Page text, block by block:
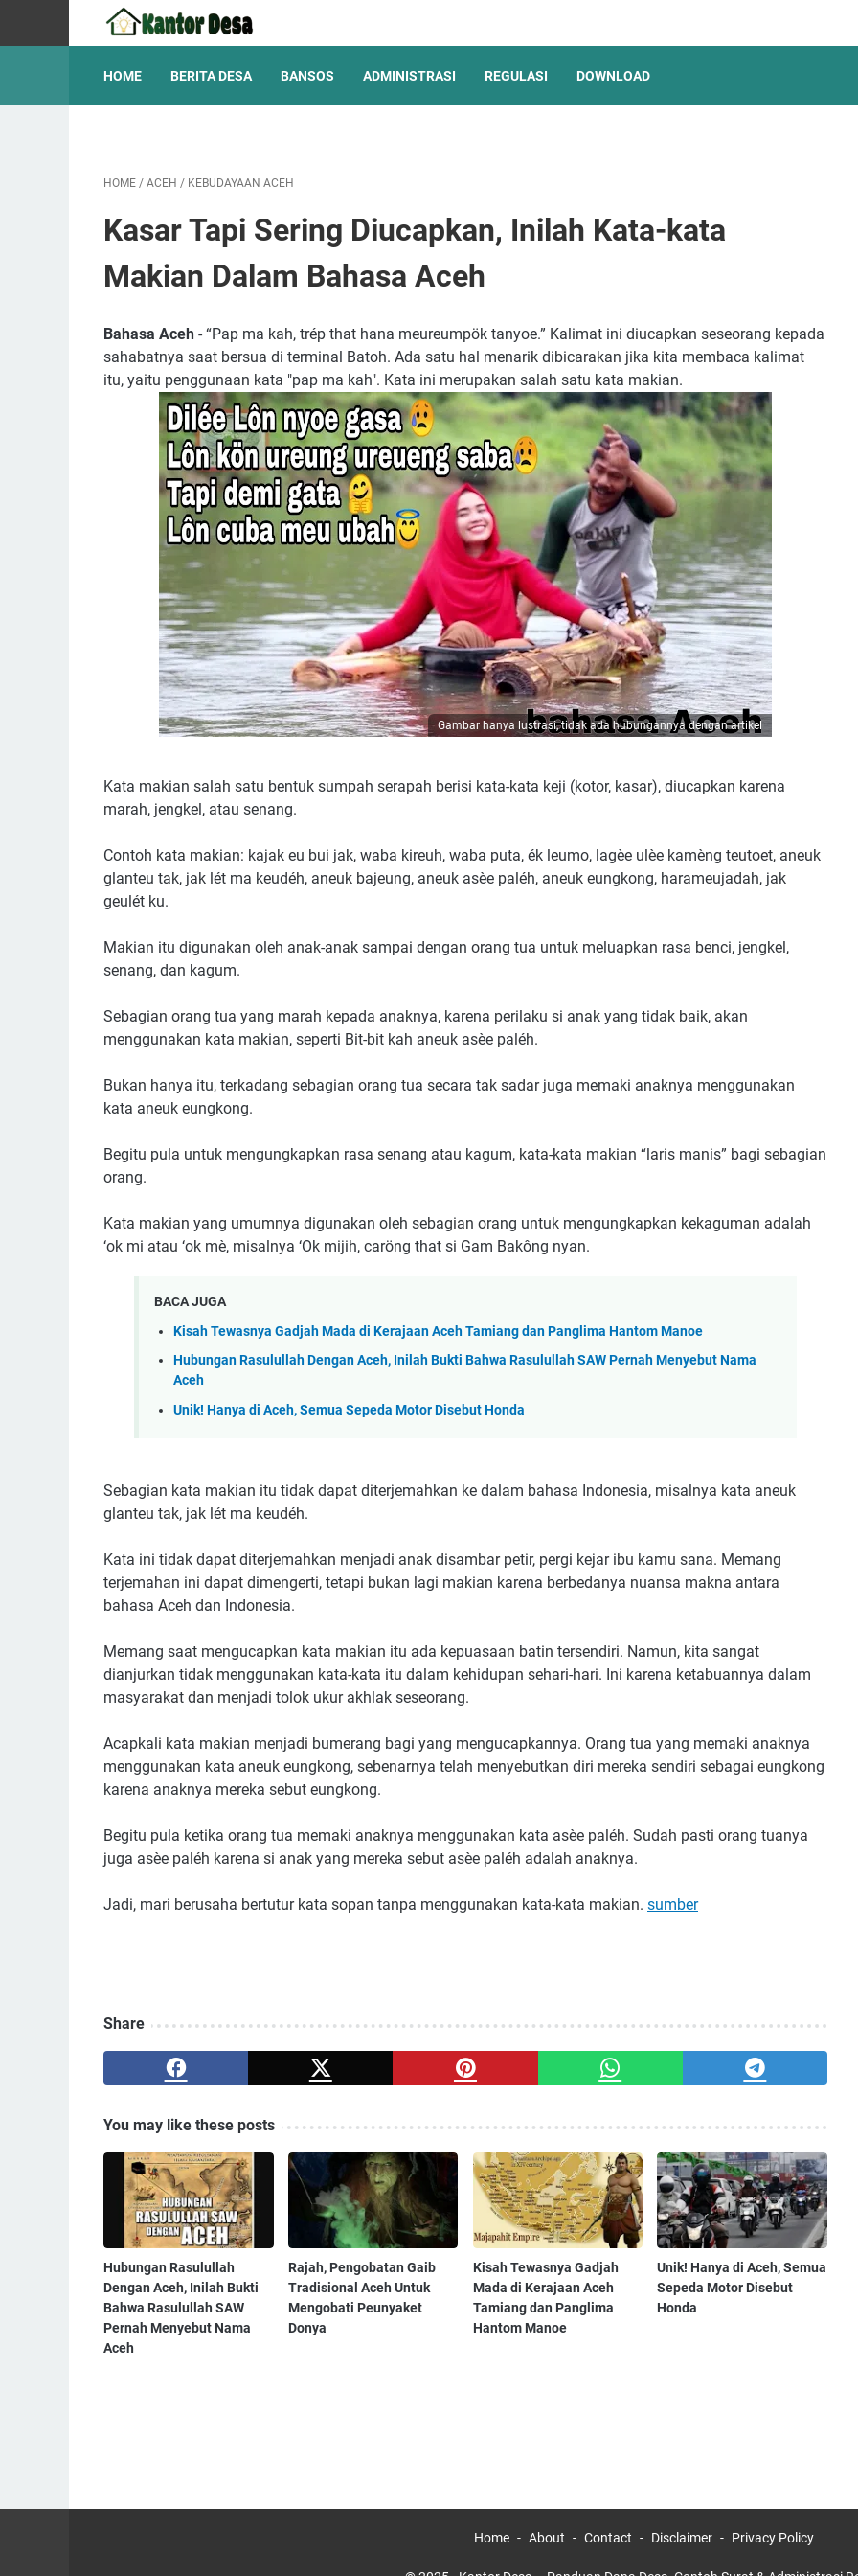
HOME BERITA DESA BANSOS ADMINISTRASI REGULASI DOWNLOAD
HOME / ACEH / KEBUDAYAAN ACEH
Kasar Tapi Sering Diucapkan, Inilah Kata-kata
Makian Dalam Bahasa Aceh
Bahasa Aceh - “Pap ma kah, trép that hana meureumpök tanyoe.” Kalimat ini diucapkan seseorang kepada
sahabatnya saat bersua di terminal Batoh. Ada satu hal menarik dibicarakan jika kita membaca kalimat
itu, yaitu penggunaan kata "pap ma kah". Kata ini merupakan salah satu kata makian.
Gambar hanya lustrasi, tidak ada hubungannya dengan artikel
Kata makian salah satu bentuk sumpah serapah berisi kata-kata keji (kotor, kasar), diucapkan karena
marah, jengkel, atau senang.
Contoh kata makian: kajak eu bui jak, waba kireuh, waba puta, ék leumo, lagèe ulèe kamèng teutoet, aneuk
glanteu tak, jak lét ma keudéh, aneuk bajeung, aneuk asèe paléh, aneuk eungkong, harameujadah, jak
geulét ku.
Makian itu digunakan oleh anak-anak sampai dengan orang tua untuk meluapkan rasa benci, jengkel,
senang, dan kagum.
Sebagian orang tua yang marah kepada anaknya, karena perilaku si anak yang tidak baik, akan
menggunakan kata makian, seperti Bit-bit kah aneuk asèe paléh.
Bukan hanya itu, terkadang sebagian orang tua secara tak sadar juga memaki anaknya menggunakan
kata aneuk eungkong.
Begitu pula untuk mengungkapkan rasa senang atau kagum, kata-kata makian “laris manis” bagi sebagian
orang.
Kata makian yang umumnya digunakan oleh sebagian orang untuk mengungkapkan kekaguman adalah
‘ok mi atau ‘ok mè, misalnya ‘Ok mijih, caröng that si Gam Bakông nyan.
BACA JUGA
Kisah Tewasnya Gadjah Mada di Kerajaan Aceh Tamiang dan Panglima Hantom Manoe
Hubungan Rasulullah Dengan Aceh, Inilah Bukti Bahwa Rasulullah SAW Pernah Menyebut Nama
Aceh
Unik! Hanya di Aceh, Semua Sepeda Motor Disebut Honda
Sebagian kata makian itu tidak dapat diterjemahkan ke dalam bahasa Indonesia, misalnya kata aneuk
glanteu tak, jak lét ma keudéh.
Kata ini tidak dapat diterjemahkan menjadi anak disambar petir, pergi kejar ibu kamu sana. Memang
terjemahan ini dapat dimengerti, tetapi bukan lagi makian karena berbedanya nuansa makna antara
bahasa Aceh dan Indonesia.
Memang saat mengucapkan kata makian itu ada kepuasaan batin tersendiri. Namun, kita sangat
dianjurkan tidak menggunakan kata-kata itu dalam kehidupan sehari-hari. Ini karena ketabuannya dalam
masyarakat dan menjadi tolok ukur akhlak seseorang.
Acapkali kata makian menjadi bumerang bagi yang mengucapkannya. Orang tua yang memaki anaknya
menggunakan kata aneuk eungkong, sebenarnya telah menyebutkan diri mereka sendiri sebagai eungkong
karena anaknya mereka sebut eungkong.
Begitu pula ketika orang tua memaki anaknya menggunakan kata asèe paléh. Sudah pasti orang tuanya
juga asèe paléh karena si anak yang mereka sebut asèe paléh adalah anaknya.
Jadi, mari berusaha bertutur kata sopan tanpa menggunakan kata-kata makian. sumber
Share
You may like these posts
Hubungan Rasulullah
Dengan Aceh, Inilah Bukti
Bahwa Rasulullah SAW
Pernah Menyebut Nama
Aceh
Rajah, Pengobatan Gaib
Tradisional Aceh Untuk
Mengobati Peunyaket
Donya
Kisah Tewasnya Gadjah
Mada di Kerajaan Aceh
Tamiang dan Panglima
Hantom Manoe
Unik! Hanya di Aceh, Semua
Sepeda Motor Disebut
Honda
Home About Contact Disclaimer Privacy Policy